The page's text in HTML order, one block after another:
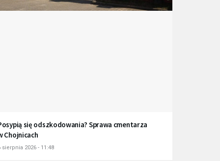
się odszkodowania? Sprawa cmentarza
Chojnicach
sierpnia 2026 - 11:48